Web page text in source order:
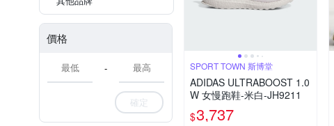
價格
-
確定
SPORT TOWN 斯博堂
ADIDAS ULTRABOOST 1.0
W 女慢跑鞋-米白-JH9211
$3,737